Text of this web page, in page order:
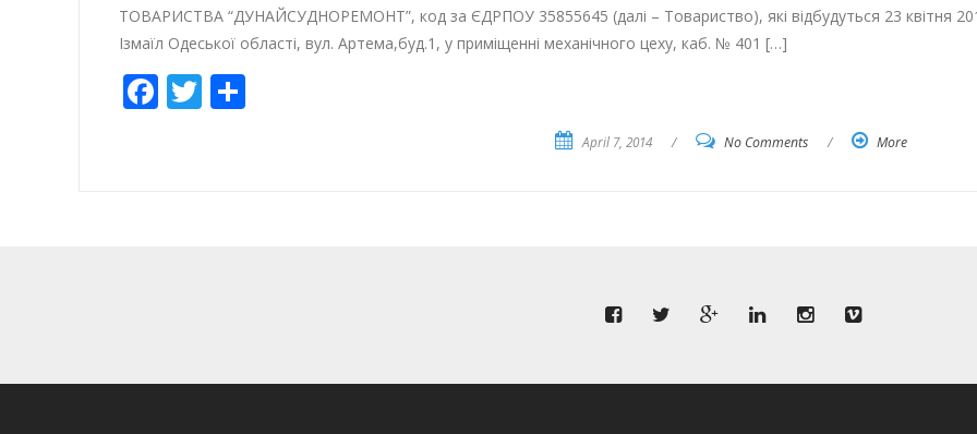
ТОВАРИСТВА “ДУНАЙСУДНОРЕМОНТ”, код за ЄДРПОУ 35855645 (далі – Товариство), які відбудуться 23 квітня
Ізмаїл Одеської області, вул. Артема,буд.1, у приміщенні механічного цеху, каб. № 401 […]
Facebook
Twitter
Empfehlen
April 7, 2014 / No Comments / More